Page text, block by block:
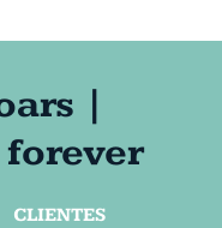
CLIENTES